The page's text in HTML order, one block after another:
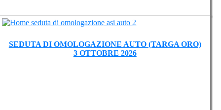
SEDUTA DI OMOLOGAZIONE AUTO (TARGA ORO)
3 OTTOBRE 2026